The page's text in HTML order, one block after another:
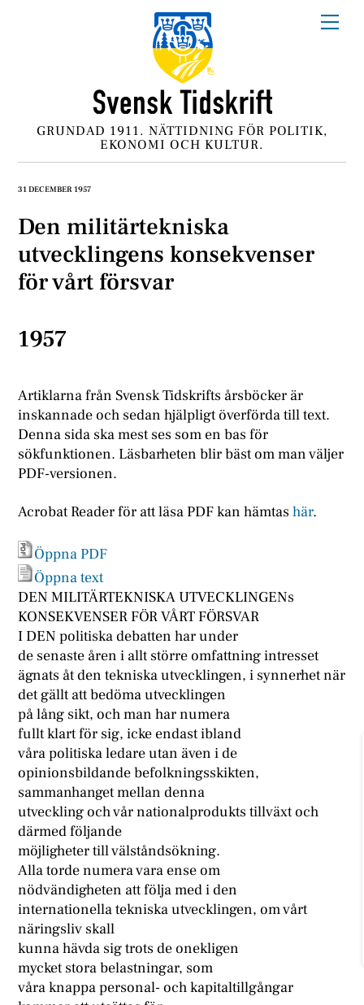
GRUNDAD 1911. NÄTTIDNING FÖR POLITIK,
EKONOMI OCH KULTUR.
31 DECEMBER 1957
Den militärtekniska
utvecklingens konsekvenser
för vårt försvar
1957
Artiklarna från Svensk Tidskrifts årsböcker är
inskannade och sedan hjälpligt överförda till text.
Denna sida ska mest ses som en bas för
sökfunktionen. Läsbarheten blir bäst om man väljer
PDF-versionen.
Acrobat Reader för att läsa PDF kan hämtashär.
Öppna PDF
Öppna text
DEN MILITÄRTEKNISKA UTVECKLINGENs
KONSEKVENSER FÖR VÅRT FÖRSVAR
I DEN politiska debatten har under
de senaste åren i allt större omfattning intresset
ägnats åt den tekniska utvecklingen, i synnerhet när
det gällt att bedöma utvecklingen
på lång sikt, och man har numera
fullt klart för sig, icke endast ibland
våra politiska ledare utan även i de
opinionsbildande befolkningsskikten,
sammanhanget mellan denna
utveckling och vår nationalprodukts tillväxt och
därmed följande
möjligheter till välståndsökning.
Alla torde numera vara ense om
nödvändigheten att följa med i den
internationella tekniska utvecklingen, om vårt
näringsliv skall
kunna hävda sig trots de onekligen
mycket stora belastningar, som
våra knappa personal- och kapitaltillgångar